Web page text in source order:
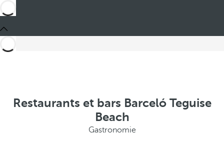
Restaurants et bars Barceló Teguise
Beach
Gastronomie